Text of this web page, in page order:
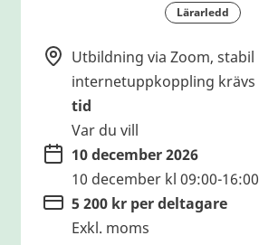
Lärarledd
Utbildning via Zoom, stabil
internetuppkoppling krävs
tid
Var du vill
10 december 2026
10 december kl 09:00-16:00
5 200 kr per deltagare
Exkl. moms